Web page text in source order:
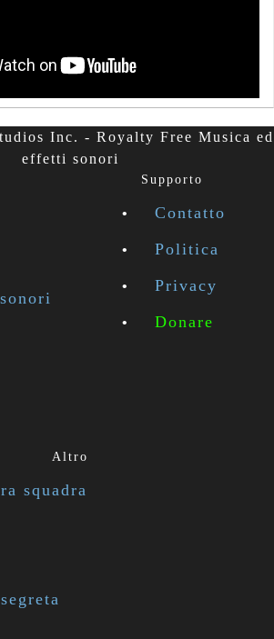
Inc. - Royalty Free Musica ed
effetti sonori
Supporto
Contatto
Politica
Privacy
Donare
Altro
squadra